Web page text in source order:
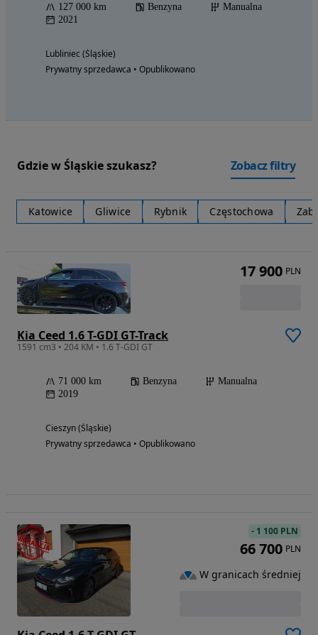
127 000 km Benzyna
Manualna
2021
Lubliniec (Śląskie)
Prywatny sprzedawca • Opublikowano
Gdzie w Śląskie szukasz? Zobacz filtry
Katowice Gliwice Rybnik Częstochowa
Kia Ceed 1.6 T-GDI GT-Track
1591 cm3 • 204 KM • 1.6 T-GDI GT
71 000 km Benzyna
Manualna
2019
Cieszyn (Śląskie)
Prywatny sprzedawca • Opublikowano
17 900 PLN
- 1 100 PLN
66 700 PLN
W granicach średniej